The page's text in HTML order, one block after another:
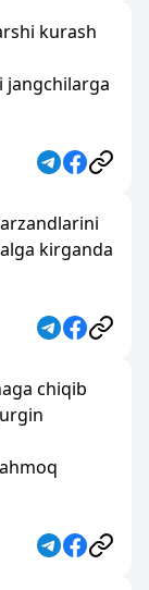
kurash
jangchilarga
kirganda
chiqib